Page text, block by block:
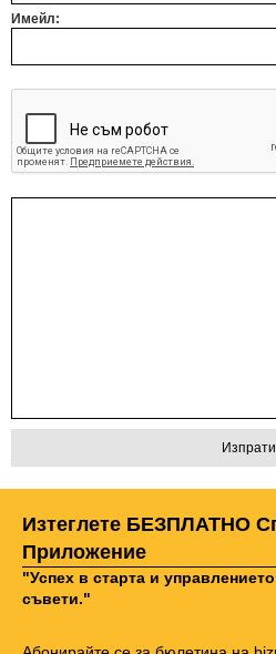
Имейл:
Изтеглете БЕЗПЛАТНО
Приложение
"Успех в старта и
съвети."